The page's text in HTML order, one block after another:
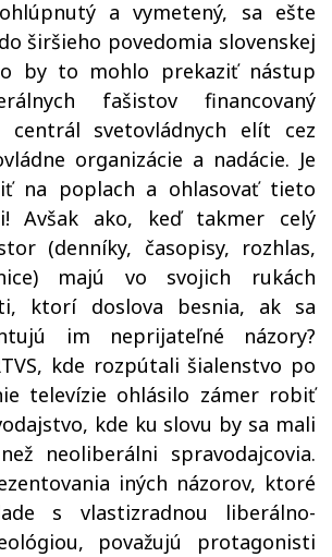
a vymetený, sa ešte
širšieho povedomia slovenskej
by to mohlo prekaziť nástup
fašistov financovaný
centrál svetovládnych elít cez
organizácie a nadácie. Je
na poplach a ohlasovať tieto
Avšak ako, keď takmer celý
(denníky, časopisy, rozhlas,
majú vo svojich rukách
ktorí doslova besnia, ak sa
im neprijateľné názory?
kde rozpútali šialenstvo po
televízie ohlásilo zámer robiť
kde ku slovu by sa mali
neoliberálni spravodajcovia.
iných názorov, ktoré
s vlastizradnou liberálno-
považujú protagonisti